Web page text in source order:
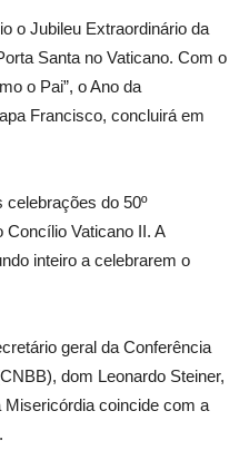
o Jubileu Extraordinário da
Santa no Vaticano. Com o
o Pai”, o Ano da
Francisco, concluirá em
do 50º
Vaticano II. A
inteiro a celebrarem o
geral da Conferência
dom Leonardo Steiner,
Misericórdia coincide com a